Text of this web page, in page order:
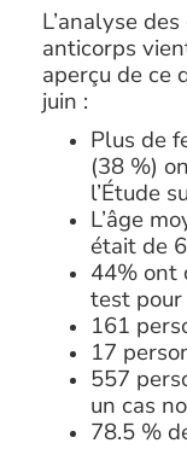
L’analyse
anticorps
aperçu de ce
juin :
Plus de
(38 %)
l’Étude
L’âge
était de
44% ont
test
161
17
557
un cas
78.5 %